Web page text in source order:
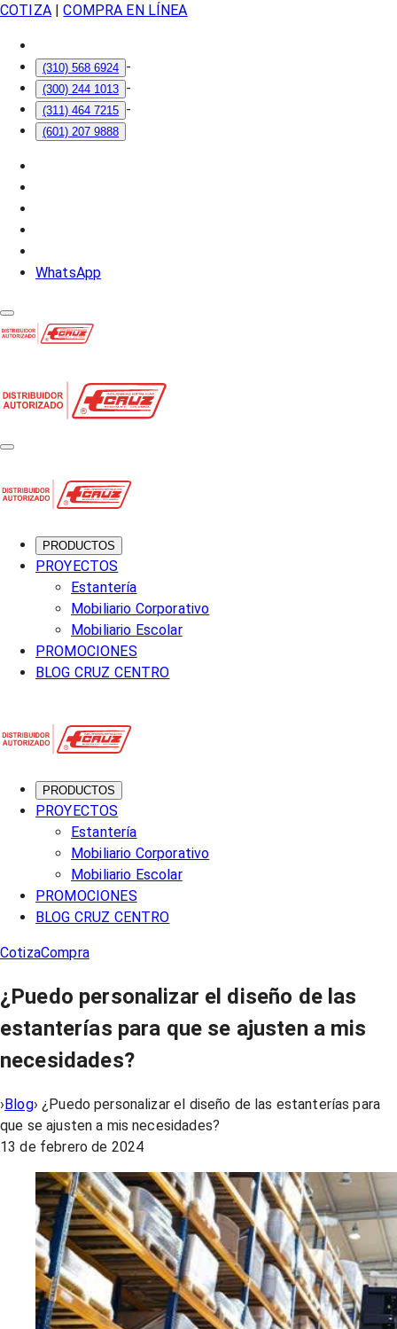
COTIZA| COMPRA EN LÍNEA
(310) 568 6924 -
(300) 244 1013 -
(311) 464 7215 -
(601) 207 9888
WhatsApp
PRODUCTOS
PROYECTOS
Estantería
Mobiliario Corporativo
Mobiliario Escolar
PROMOCIONES
BLOG CRUZ CENTRO
PRODUCTOS
PROYECTOS
Estantería
Mobiliario Corporativo
Mobiliario Escolar
PROMOCIONES
BLOG CRUZ CENTRO
CotizaCompra
¿Puedo personalizar el diseño de las
estanterías para que se ajusten a mis
necesidades?
› Blog›¿Puedo personalizar el diseño de las estanterías para
que se ajusten a mis necesidades?
13 de febrero de 2024